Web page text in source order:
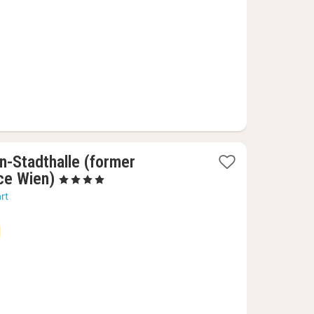
Stadthalle (former
Wien) 1
, 4 Sterren